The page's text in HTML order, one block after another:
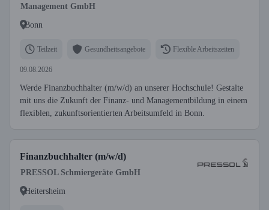
Management GmbH
Bonn
Teilzeit Gesundheitsangebote Flexible Arbeitszeiten
09.08.2026
Werde Finanzbuchhalter (m/w/d) an unserer Hochschule! Gestalte
mit uns die Zukunft der Finanz- und Managementbildung in einem
flexiblen, zukunftsorientierten Arbeitsumfeld in Bonn.
Finanzbuchhalter (m/w/d)
PRESSOL Schmiergeräte GmbH
Heitersheim